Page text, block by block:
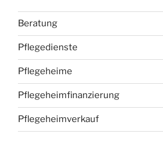
Beratung
Pflegedienste
Pflegeheime
Pflegeheimfinanzierung
Pflegeheimverkauf